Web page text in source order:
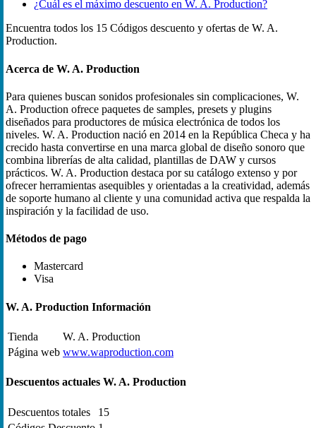
¿Cuál es el máximo descuento en W. A. Production?
Encuentra todos los 15 Códigos descuento y ofertas de W. A.
Production.
Acerca de W. A. Production
Para quienes buscan sonidos profesionales sin complicaciones, W.
A. Production ofrece paquetes de samples, presets y plugins
diseñados para productores de música electrónica de todos los
niveles. W. A. Production nació en 2014 en la República Checa y ha
crecido hasta convertirse en una marca global de diseño sonoro que
combina librerías de alta calidad, plantillas de DAW y cursos
prácticos. W. A. Production destaca por su catálogo extenso y por
ofrecer herramientas asequibles y orientadas a la creatividad, además
de soporte humano al cliente y una comunidad activa que respalda la
inspiración y la facilidad de uso.
Métodos de pago
Mastercard
Visa
W. A. Production Información
Tienda
W. A. Production
Página web www.waproduction.com
Descuentos actuales W. A. Production
Descuentos totales
15